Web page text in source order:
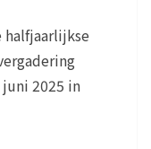
2025 in